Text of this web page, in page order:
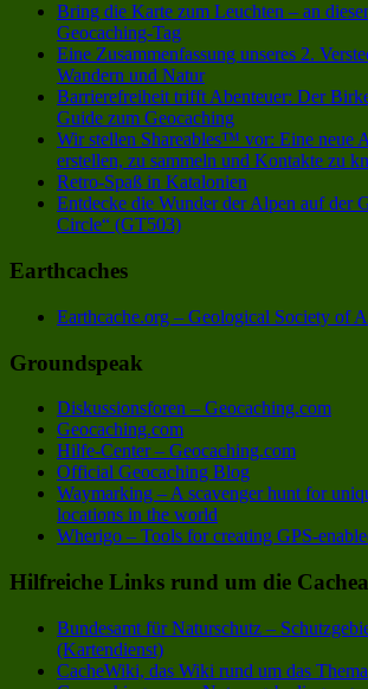
Bring die Karte zum Leuchten – an
Geocaching-Tag
Eine Zusammenfassung unseres 2.
Wandern und Natur
Barrierefreiheit trifft Abenteuer: Der
Guide zum Geocaching
Wir stellen Shareables™ vor: Eine neue
erstellen, zu sammeln und Kontakte zu
Retro-Spaß in Katalonien
Entdecke die Wunder der Alpen auf der
Circle“ (GT503)
Earthcaches
Earthcache.org – Geological Society of
Groundspeak
Diskussionsforen – Geocaching.com
Geocaching.com
Hilfe-Center – Geocaching.com
Official Geocaching Blog
Waymarking – A scavenger hunt for
locations in the world
Wherigo – Tools for creating GPS-
Hilfreiche Links rund um die
Bundesamt für Naturschutz –
(Kartendienst)
CacheWiki, das Wiki rund um das